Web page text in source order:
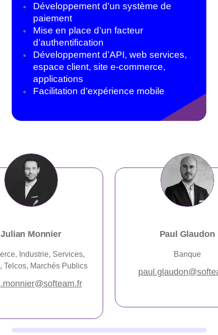
Développement d’un système de
paiement
Mise en place d’un facteur
d’authentification
Développement d’API, web services,
espace client, site e-commerce,
applications
Facilitation d’expérience mobile
Julian Monnier
Industrie, Services,
Telcos, Marchés Publics
Paul Glaudon
Banque